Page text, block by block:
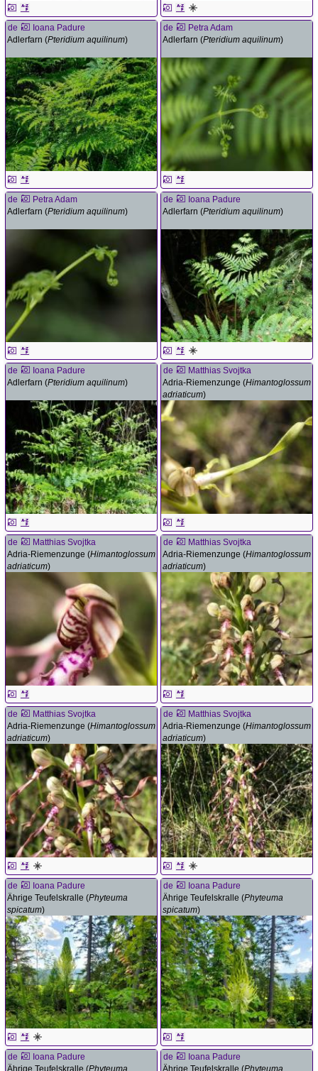
de
Ioana Padure
Adlerfarn (Pteridium aquilinum)
de
Petra Adam
Adlerfarn (Pteridium aquilinum)
de
Petra Adam
Adlerfarn (Pteridium aquilinum)
de
Ioana Padure
Adlerfarn (Pteridium aquilinum)
de
Ioana Padure
Adlerfarn (Pteridium aquilinum)
de
Matthias Svojtka
Adria-Riemenzunge (Himantoglossum
adriaticum)
de
Matthias Svojtka
Adria-Riemenzunge (Himantoglossum
adriaticum)
de
Matthias Svojtka
Adria-Riemenzunge (Himantoglossum
adriaticum)
de
Matthias Svojtka
Adria-Riemenzunge (Himantoglossum
adriaticum)
de
Matthias Svojtka
Adria-Riemenzunge (Himantoglossum
adriaticum)
de
Ioana Padure
Ährige Teufelskralle (Phyteuma
spicatum)
de
Ioana Padure
Ährige Teufelskralle (Phyteuma
spicatum)
de
Ioana Padure
de
Ioana Padure